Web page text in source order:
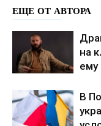
ЕЩЕ ОТ АВТОРА
на
ему
В